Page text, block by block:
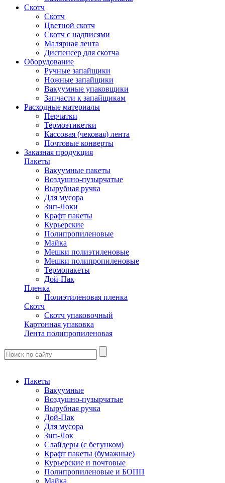
Скотч
Скотч
Цветной скотч
Скотч с надписями
Малярная лента
Диспенсер для скотча
Оборудование
Ручные запайщики
Ножные запайщики
Вакуумные упаковщики
Запчасти к запайщикам
Расходные материалы
Перчатки
Термоэтикетки
Кассовая (чековая) лента
Почтовые конверты
Заказная продукция
Пакеты
Вакуумные пакеты
Воздушно-пузырчатые
Вырубная ручка
Для мусора
Зип-Локи
Крафт пакеты
Курьерские
Полипропиленовые
Майка
Мешки полиэтиленовые
Мешки полипропиленовые
Термопакеты
Дой-Пак
Пленка
Полиэтиленовая пленка
Скотч
Скотч упаковочный
Картонная упаковка
Лента полипропиленовая
Пакеты
Вакуумные
Воздушно-пузырчатые
Вырубная ручка
Дой-Пак
Для мусора
Зип-Лок
Слайдеры (с бегунком)
Крафт пакеты (бумажные)
Курьерские и почтовые
Полипропиленовые и БОПП
Майка